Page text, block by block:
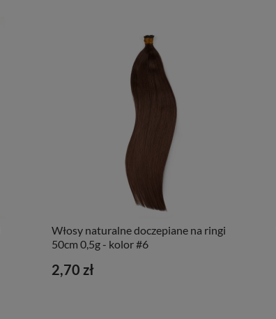
Włosy naturalne doczepiane na ringi
50cm 0,5g - kolor #6
2,70 zł